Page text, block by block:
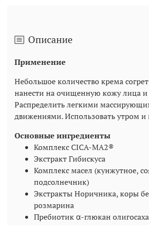
Описание
Применение
Небольшое количество крема
нанести на очищенную кожу лица
Распределить легкими
движениями. Использовать утром и
Основные ингредиенты
Комплекс CICA-MA2®
Экстракт Гибискуса
Комплекс масел (кунжутное,
подсолнечник)
Экстракты Норичника, коры
розмарина
Пребиотик α-глюкан